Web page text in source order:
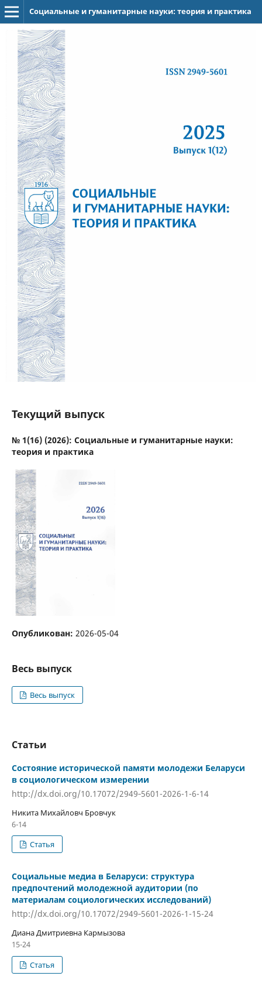
Социальные и гуманитарные науки: теория и практика
Текущий выпуск
№ 1(16) (2026): Социальные и гуманитарные науки:
теория и практика
Опубликован: 2026-05-04
Весь выпуск
Весь выпуск
Статьи
Состояние исторической памяти молодежи Беларуси
в социологическом измерении
http://dx.doi.org/10.17072/2949‐5601-2026-1-6-14
Никита Михайловч Бровчук
6-14
Статья
Социальные медиа в Беларуси: структура
предпочтений молодежной аудитории (по
материалам социологических исследований)
http://dx.doi.org/10.17072/2949‐5601-2026-1-15-24
Диана Дмитриевна Кармызова
15-24
Статья